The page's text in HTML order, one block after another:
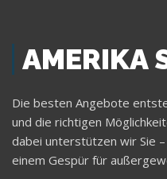
AMERIKA
Die besten Angebote
und die richtigen
dabei unterstützen wir Sie
einem Gespür für